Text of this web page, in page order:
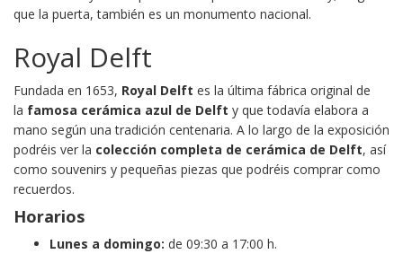
que la puerta, también es un monumento nacional.
Royal Delft
Fundada en 1653, Royal Delft es la última fábrica original de
la famosa cerámica azul de Delft y que todavía elabora a
mano según una tradición centenaria. A lo largo de la exposición
podréis ver la colección completa de cerámica de Delft, así
como souvenirs y pequeñas piezas que podréis comprar como
recuerdos.
Horarios
Lunes a domingo: de 09:30 a 17:00 h.